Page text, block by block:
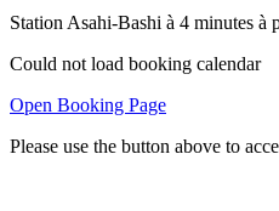
Station Asahi-Bashi à 4 minutes à
Could not load booking calendar
Open Booking Page
Please use the button above to